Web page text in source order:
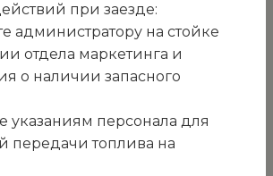
к участию
конкурсе на
по охране
ГМУ «Санаторий
на период с
при заезде:
администратору на стойке
отдела маркетинга и
о наличии запасного
указаниям персонала для
передачи топлива на